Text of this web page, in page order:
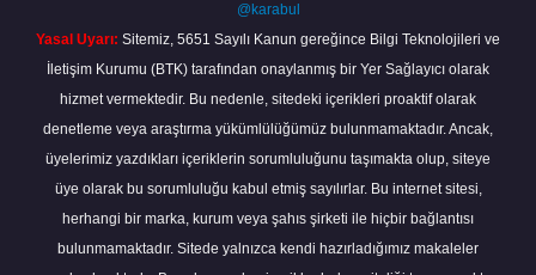
@karabul
Yasal Uyarı: Sitemiz, 5651 Sayılı Kanun gereğince Bilgi Teknolojileri ve
İletişim Kurumu (BTK) tarafından onaylanmış bir Yer Sağlayıcı olarak
hizmet vermektedir. Bu nedenle, sitedeki içerikleri proaktif olarak
denetleme veya araştırma yükümlülüğümüz bulunmamaktadır. Ancak,
üyelerimiz yazdıkları içeriklerin sorumluluğunu taşımakta olup, siteye
üye olarak bu sorumluluğu kabul etmiş sayılırlar. Bu internet sitesi,
herhangi bir marka, kurum veya şahıs şirketi ile hiçbir bağlantısı
bulunmamaktadır. Sitede yalnızca kendi hazırladığımız makaleler